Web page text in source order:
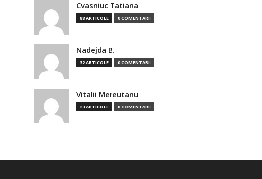
Cvasniuc Tatiana
88 ARTICOLE 0 COMENTARII
Nadejda B.
32 ARTICOLE 0 COMENTARII
Vitalii Mereutanu
23 ARTICOLE 0 COMENTARII